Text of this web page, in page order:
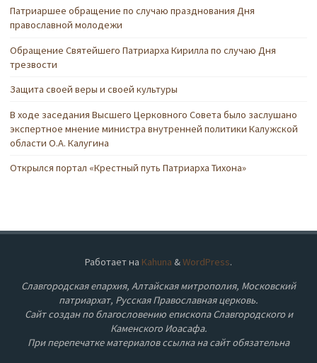
Патриаршее обращение по случаю празднования Дня
православной молодежи
Обращение Святейшего Патриарха Кирилла по случаю Дня
трезвости
Защита своей веры и своей культуры
В ходе заседания Высшего Церковного Совета было заслушано
экспертное мнение министра внутренней политики Калужской
области О.А. Калугина
Открылся портал «Крестный путь Патриарха Тихона»
Работает на Kahuna &WordPress.
Славгородская епархия, Алтайская митрополия, Московский
патриархат, Русская Православная церковь.
Сайт создан по благословению епископа Славгородского и
Каменского Иоасафа.
При перепечатке материалов ссылка на сайт обязательна